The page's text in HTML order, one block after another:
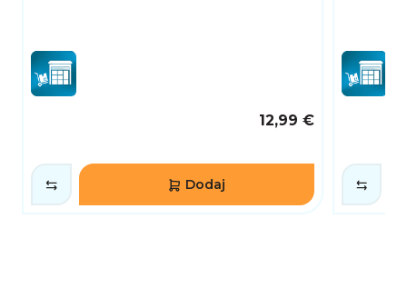
12,99 €
Dodaj